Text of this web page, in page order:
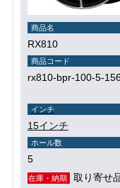
商品名
RX810
商品コード
rx810-bpr-100-5-
インチ
15インチ
ホール数
5
在庫・納期 取り寄せ